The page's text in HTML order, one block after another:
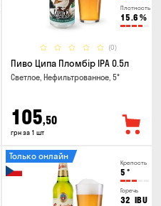
Плотность
15.6 %
(0)
Пиво Ципа Пломбір IPA 0.5л
Светлое, Нефильтрованное, 5°
105,50
грн за 1 шт
Крепость
5 °
Горечь
32 IBU
Только онлайн